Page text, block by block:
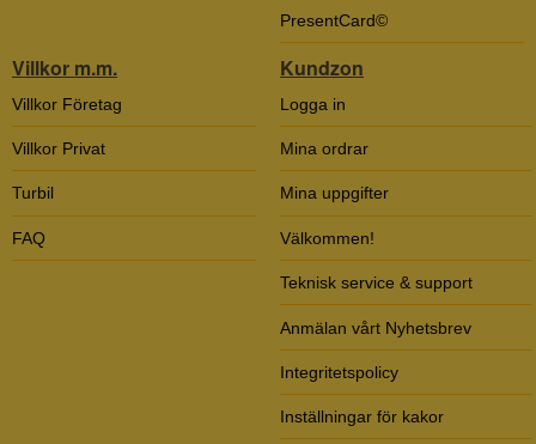
PresentCard©
Villkor m.m.
Villkor Företag
Villkor Privat
Turbil
FAQ
Kundzon
Logga in
Mina ordrar
Mina uppgifter
Välkommen!
Teknisk service & support
Anmälan vårt Nyhetsbrev
Integritetspolicy
Inställningar för kakor